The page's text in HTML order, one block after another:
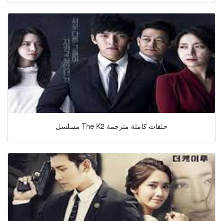
مسلسل The K2 حلقات كاملة مترجمة